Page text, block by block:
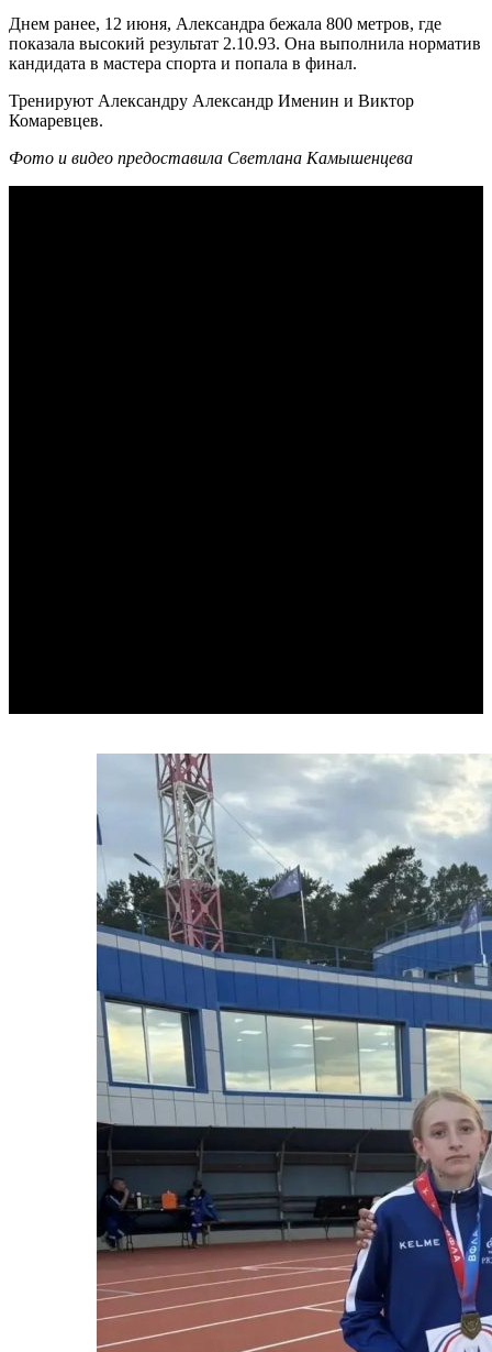
Днем ранее, 12 июня, Александра бежала 800 метров, где
показала высокий результат 2.10.93. Она выполнила норматив
кандидата в мастера спорта и попала в финал.
Тренируют Александру Александр Именин и Виктор
Комаревцев.
Фото и видео предоставила Светлана Камышенцева